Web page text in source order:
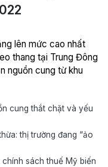
lên mức cao nhất
thang tại Trung Đông
nguồn cung từ khu
cung thắt chặt và yếu
thị trường đang “ảo
sách thuế Mỹ biến